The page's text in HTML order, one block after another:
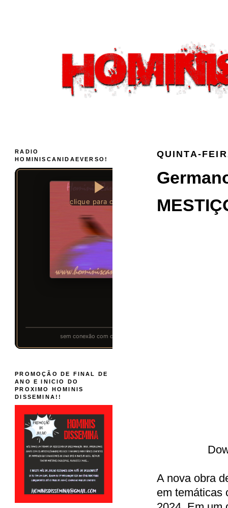
QUINTA-
A nova obra
em temáticas
RADIO
HOMINISCANIDAEVERSO!
PROMOÇÃO DE FINAL DE
ANO E INICIO DO
PROXIMO HOMINIS
DISSEMINA!!